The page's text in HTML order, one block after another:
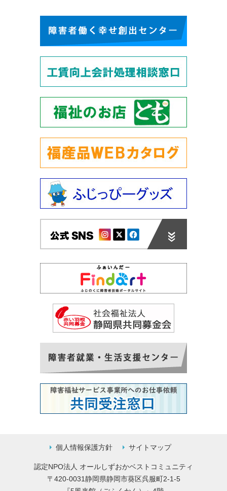
個人情報保護方針 サイトマップ
認定NPO法人 オールしずおかベストコミュニティ
〒420-0031静岡県静岡市葵区呉服町2-1-5